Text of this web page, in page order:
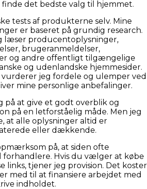
finde det bedste valg til hjemmet.
tests af produkterne selv. Mine
er baseret på grundig research.
læser producentoplysninger,
brugeranmeldelser,
og andre offentligt tilgængelige
og udenlandske hjemmesider.
jeg fordele og ulemper ved
mine personlige anbefalinger.
på at give et godt overblik og
på en letforståelig måde. Men jeg
at alle oplysninger altid er
eller dækkende.
på, at siden ofte
forhandlere. Hvis du vælger at købe
links, tjener jeg provision. Det koster
med til at finansiere arbejdet med
indholdet.